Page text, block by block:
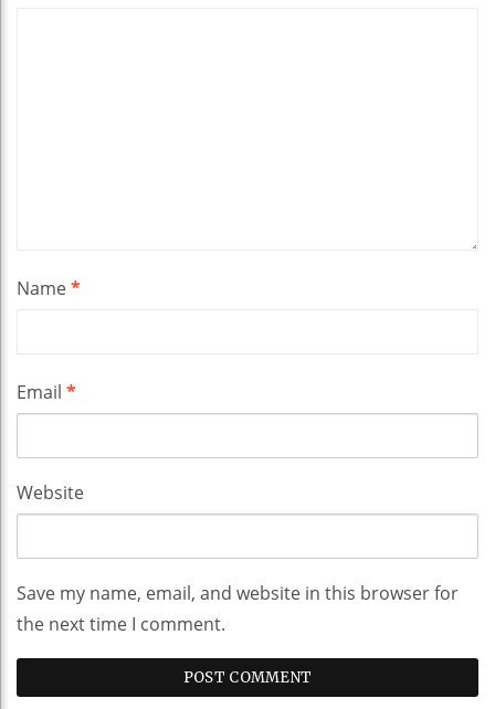
Name*
Email *
Website
Save my name, email, and website in this browser for
the next time I comment.